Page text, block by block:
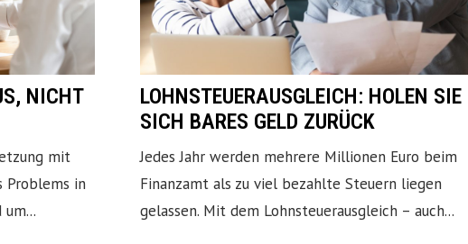
NICHT
mit
Problems in
LOHNSTEUERAUSGLEICH: HOLEN SIE
SICH BARES GELD ZURÜCK
Jedes Jahr werden mehrere Millionen Euro beim
Finanzamt als zu viel bezahlte Steuern liegen
gelassen. Mit dem Lohnsteuerausgleich – auch...